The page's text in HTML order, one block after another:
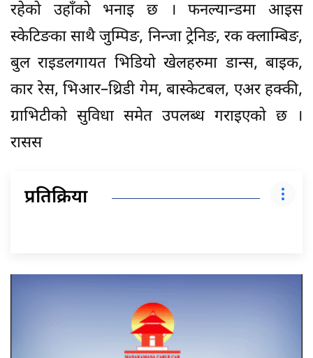
रहेको उहाँको भनाइ छ । फनल्यान्डमा आइस
स्केटिङका साथै जुम्पिङ, निन्जा ट्रेनिङ, रक क्लाम्बिङ,
बुल राइडलगायत भिडियो खेलहरुमा डान्स, बाइक,
कार रेस, भिआर–थ्रिडी गेम, बास्केटबल, एअर हक्की,
ग्राभिटीको सुविधा समेत उपलब्ध गराइएको छ ।
रासस
प्रतिक्रिया